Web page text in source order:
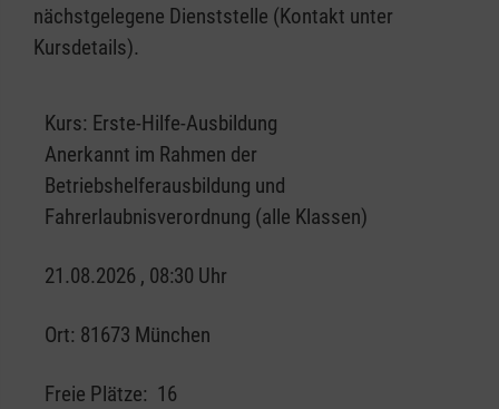
nächstgelegene Dienststelle (Kontakt unter
Kursdetails).
Kurs: Erste-Hilfe-Ausbildung
Anerkannt im Rahmen der
Betriebshelferausbildung und
Fahrerlaubnisverordnung (alle Klassen)
21.08.2026 , 08:30 Uhr
Ort: 81673 München
Freie Plätze: 16